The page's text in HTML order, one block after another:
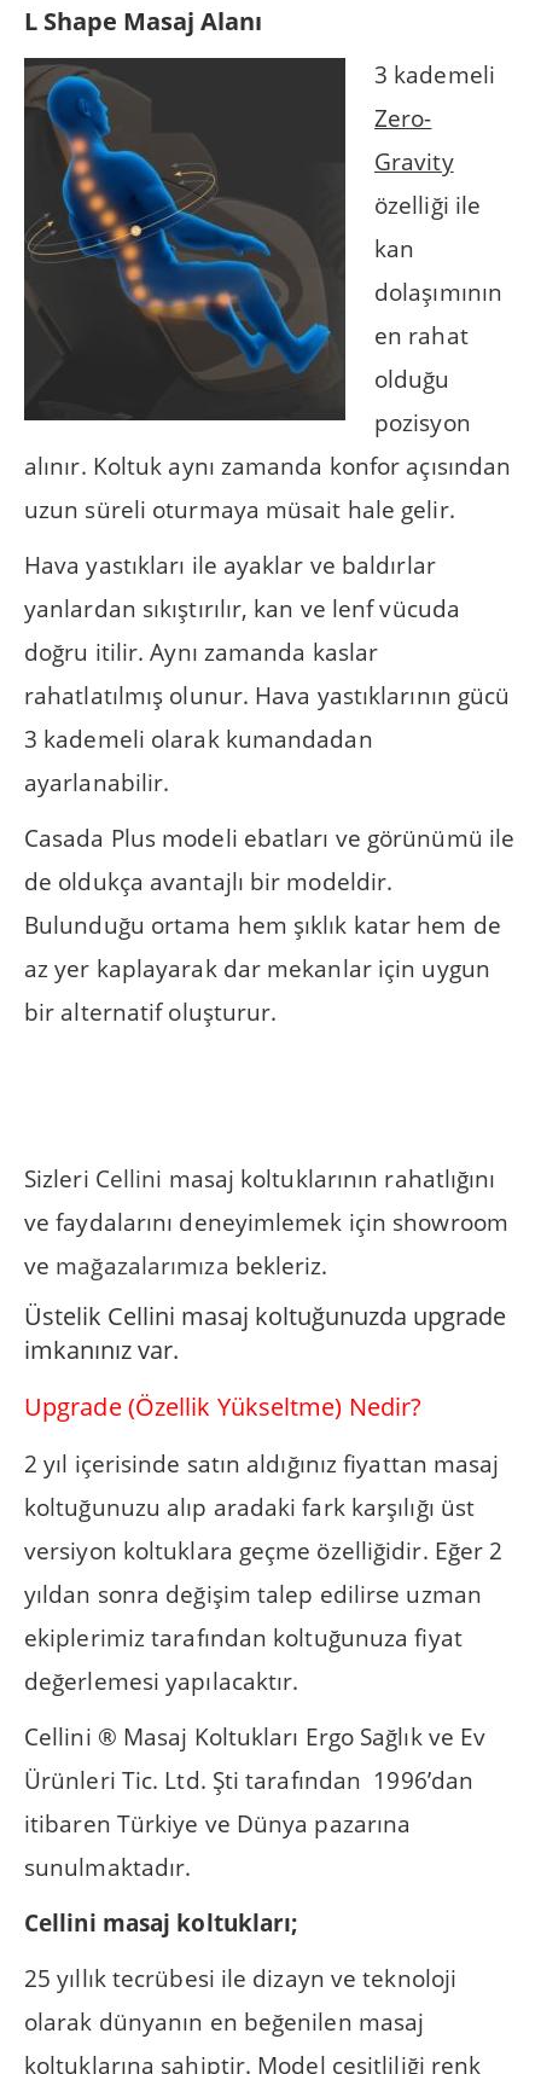
L Shape Masaj Alanı
3 kademeli
Zero-
Gravity
özelliği ile
kan
dolaşımının
en rahat
olduğu
pozisyon
alınır. Koltuk aynı zamanda konfor açısından
uzun süreli oturmaya müsait hale gelir.
Hava yastıkları ile ayaklar ve baldırlar
yanlardan sıkıştırılır, kan ve lenf vücuda
doğru itilir. Aynı zamanda kaslar
rahatlatılmış olunur. Hava yastıklarının gücü
3 kademeli olarak kumandadan
ayarlanabilir.
Casada Plus modeli ebatları ve görünümü ile
de oldukça avantajlı bir modeldir.
Bulunduğu ortama hem şıklık katar hem de
az yer kaplayarak dar mekanlar için uygun
bir alternatif oluşturur.
Sizleri Cellini masaj koltuklarının rahatlığını
ve faydalarını deneyimlemek için showroom
ve mağazalarımıza bekleriz.
Üstelik Cellini masaj koltuğunuzda upgrade
imkanınız var.
Upgrade (Özellik Yükseltme) Nedir?
2 yıl içerisinde satın aldığınız fiyattan masaj
koltuğunuzu alıp aradaki fark karşılığı üst
versiyon koltuklara geçme özelliğidir. Eğer 2
yıldan sonra değişim talep edilirse uzman
ekiplerimiz tarafından koltuğunuza fiyat
değerlemesi yapılacaktır.
Cellini ® Masaj Koltukları Ergo Sağlık ve Ev
Ürünleri Tic. Ltd. Şti tarafından 1996’dan
itibaren Türkiye ve Dünya pazarına
sunulmaktadır.
Cellini masaj koltukları;
25 yıllık tecrübesi ile dizayn ve teknoloji
olarak dünyanın en beğenilen masaj
koltuklarına sahiptir. Model çeşitliliği renk